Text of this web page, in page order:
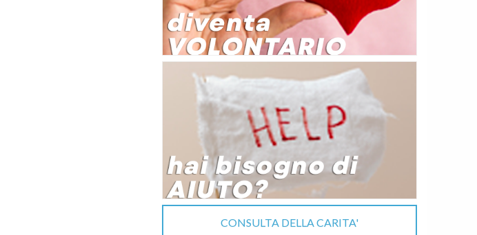
CONSULTA DELLA CARITA'